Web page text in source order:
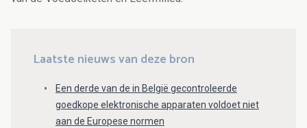
Laatste nieuws van deze bron
Een derde van de in België gecontroleerde
goedkope elektronische apparaten voldoet niet
aan de Europese normen